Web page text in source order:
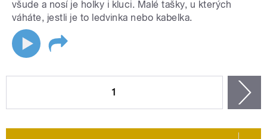
všude a nosí je holky i kluci. Malé tašky, u kterých
váháte, jestli je to ledvinka nebo kabelka.
1